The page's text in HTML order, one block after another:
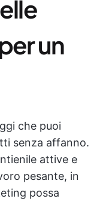
un
che puoi
senza affanno.
attive e
pesante, in
possa